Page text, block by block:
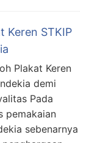
Keren STKIP
Plakat Keren
demi
Pada
pemakaian
sebenarnya